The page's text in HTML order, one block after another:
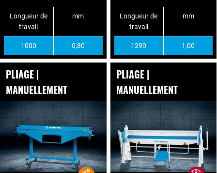
Longueur de
travail
mm
1000 0,80
Longueur de
travail
mm
1290 1,00
PLIAGE |
MANUELLEMENT
PLIAGE |
MANUELLEMENT